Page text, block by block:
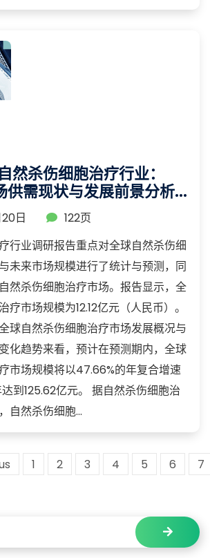
然杀伤细胞治疗行业：
需现状与发展前景分析
日
122页
行业调研报告重点对全球自然杀伤细
未来市场规模进行了统计与预测，同
然杀伤细胞治疗市场。报告显示，全
疗市场规模为12.12亿元（人民币）。
球自然杀伤细胞治疗市场发展概况与
化趋势来看，预计在预测期内，全球
市场规模将以47.66%的年复合增速
到125.62亿元。 据自然杀伤细胞治
自然杀伤细胞...
1 2 3 4 5 6 7